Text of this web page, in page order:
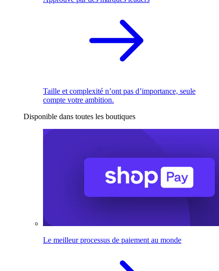
Taille et complexité n’ont pas d’importance, seule
compte votre ambition.
Disponible dans toutes les boutiques
Le meilleur processus de paiement au monde